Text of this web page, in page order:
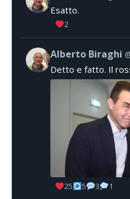
Esatto.
2
Alberto Biraghi
Detto e fatto. Il
25 5 3 1